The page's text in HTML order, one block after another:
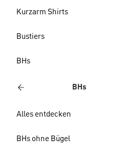
Kurzarm Shirts
Bustiers
BHs
BHs
Alles entdecken
BHs ohne Bügel